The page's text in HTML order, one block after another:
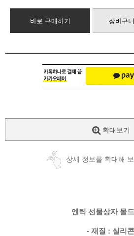
바로 구매하기 장바구니
확대보기
상세 정보를 확대해
엔틱 선물상자 몰
- 재질 : 실리콘